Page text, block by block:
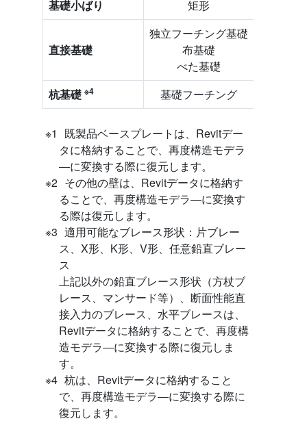
基礎小ばり
矩形
直接基礎
独立フーチング基礎
布基礎
べた基礎
杭基礎 ※4 基礎フーチング
既製品ベースプレートは、Revitデー
タに格納することで、再度構造モデラ
―に変換する際に復元します。
その他の壁は、Revitデータに格納す
ることで、再度構造モデラ―に変換す
る際は復元します。
適用可能なブレース形状：片ブレー
ス、X形、K形、V形、任意鉛直ブレー
ス
上記以外の鉛直ブレース形状（方杖ブ
レース、マンサード等）、断面性能直
接入力のブレース、水平ブレースは、
Revitデータに格納することで、再度構
造モデラ―に変換する際に復元しま
す。
杭は、Revitデータに格納すること
で、再度構造モデラ―に変換する際に
復元します。